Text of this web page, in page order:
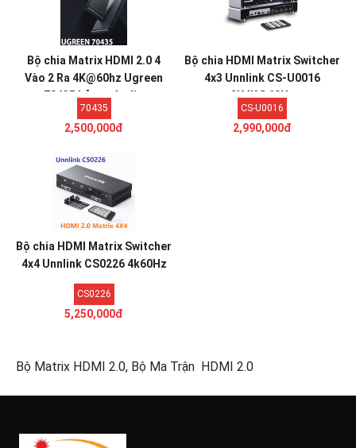
Bộ chia Matrix HDMI 2.0 4
Vào 2 Ra 4K@60hz Ugreen
70435 hỗ trợ Audio
Optical+3.5mm
70435
2,500,000đ
Bộ chia HDMI Matrix Switcher
4x3 Unnlink CS-U0016
2K4K@60Hz
CS-U0016
2,990,000đ
Bộ chia HDMI Matrix Switcher
4x4 Unnlink CS0226 4k60Hz
CS0226
5,250,000đ
Bộ Matrix HDMI 2.0, Bộ Ma Trận HDMI 2.0